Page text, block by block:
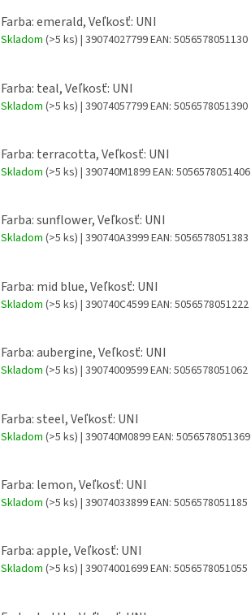
Farba: emerald, Veľkosť: UNI
Skladom (>5 ks) | 39074027799EAN: 5056578051130
Farba: teal, Veľkosť: UNI
Skladom (>5 ks) | 39074057799EAN: 5056578051390
Farba: terracotta, Veľkosť: UNI
Skladom (>5 ks) | 390740M1899EAN: 5056578051406
Farba: sunflower, Veľkosť: UNI
Skladom (>5 ks) | 390740A3999EAN: 5056578051383
Farba: mid blue, Veľkosť: UNI
Skladom (>5 ks) | 390740C4599EAN: 5056578051222
Farba: aubergine, Veľkosť: UNI
Skladom (>5 ks) | 39074009599EAN: 5056578051062
Farba: steel, Veľkosť: UNI
Skladom (>5 ks) | 390740M0899EAN: 5056578051369
Farba: lemon, Veľkosť: UNI
Skladom (>5 ks) | 39074033899EAN: 5056578051185
Farba: apple, Veľkosť: UNI
Skladom (>5 ks) | 39074001699EAN: 5056578051055